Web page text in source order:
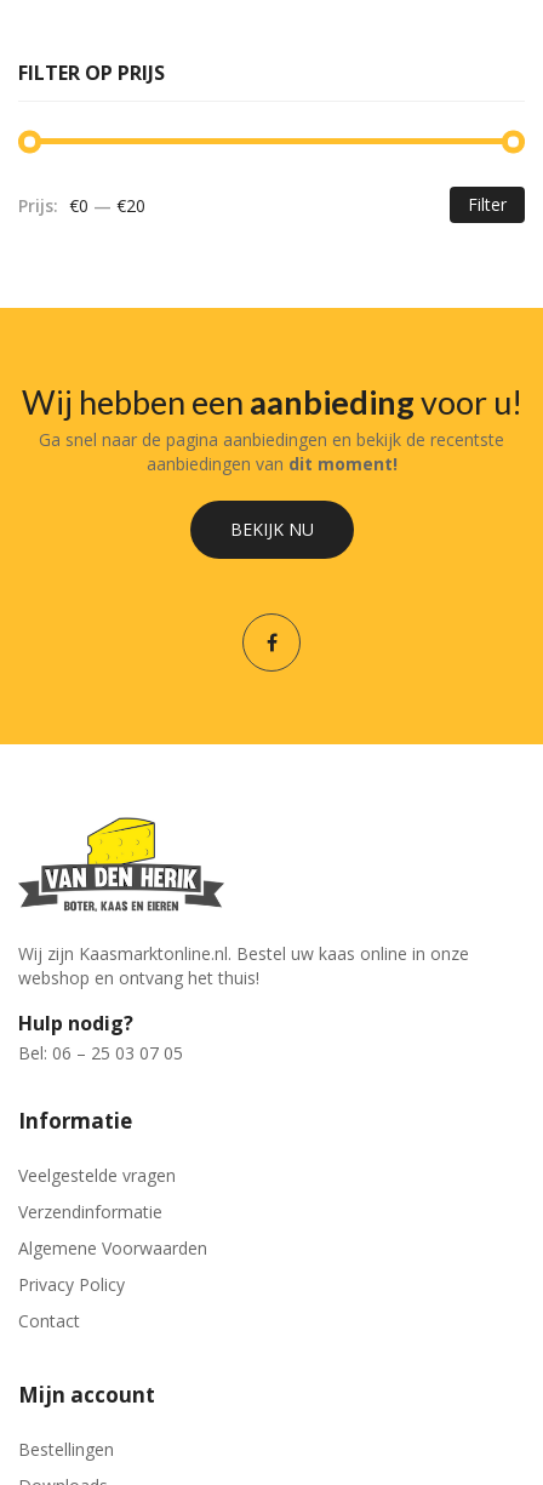
FILTER OP PRIJS
Filter
Prijs: €0 — €20
Wij hebben een aanbiedingvoor u!
Ga snel naar de pagina aanbiedingen en bekijk de recentste
aanbiedingen van dit moment!
BEKIJK NU
Wij zijn Kaasmarktonline.nl. Bestel uw kaas online in onze
webshop en ontvang het thuis!
Hulp nodig?
Bel: 06 – 25 03 07 05
Informatie
Veelgestelde vragen
Verzendinformatie
Algemene Voorwaarden
Privacy Policy
Contact
Mijn account
Bestellingen